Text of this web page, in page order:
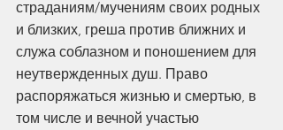
страданиям/мучениям своих родных
и близких, греша против ближних и
служа соблазном и поношением для
неутвержденных душ. Право
распоряжаться жизнью и смертью, в
том числе и вечной участью